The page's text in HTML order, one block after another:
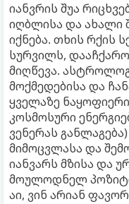
იანვრის შუა
იღბლისა და ახალი
იქნება. თხის რქის
სურვილს,
მიღწევა.
მოქმედებისა და
ყველაზე
კოსმოსური
ვენერას
მიმოცვლასა და
იანვარს მზისა და
მოულოდნელ
აი, ვინ არიან